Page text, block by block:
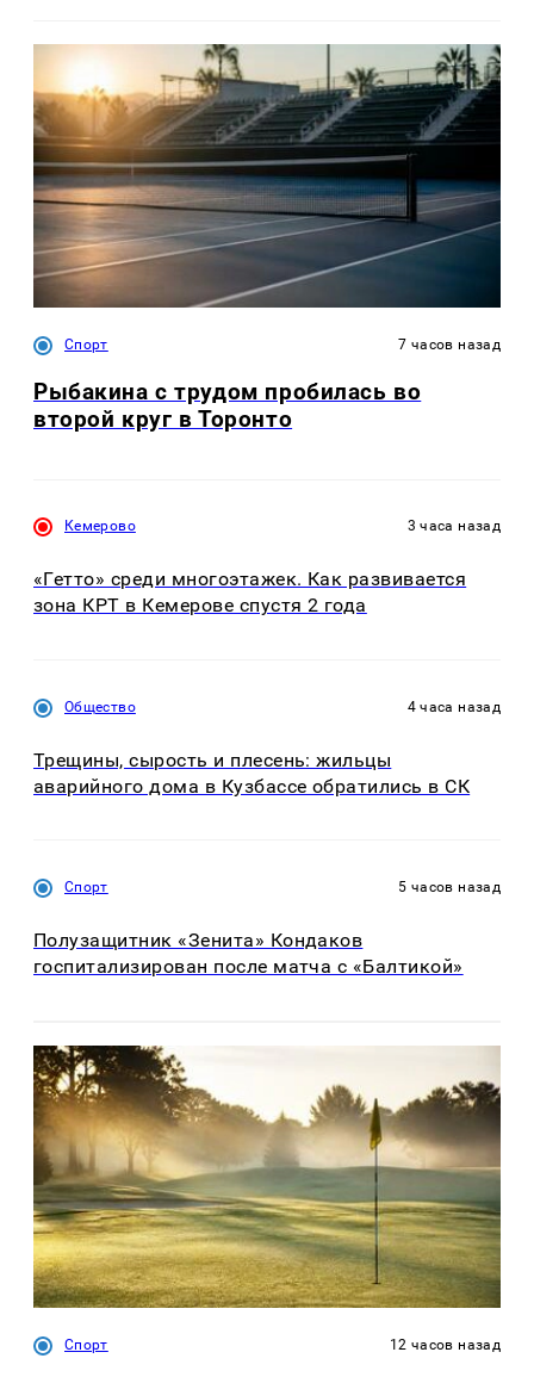
Спорт 7 часов назад
Рыбакина с трудом пробилась во
второй круг в Торонто
Кемерово 3 часа назад
«Гетто» среди многоэтажек. Как развивается
зона КРТ в Кемерове спустя 2 года
Общество 4 часа назад
Трещины, сырость и плесень: жильцы
аварийного дома в Кузбассе обратились в СК
Спорт 5 часов назад
Полузащитник «Зенита» Кондаков
госпитализирован после матча с «Балтикой»
Спорт 12 часов назад